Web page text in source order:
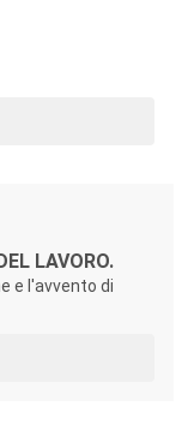
LAVORO.
e l'avvento di